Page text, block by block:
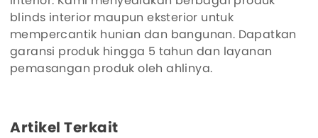
blinds interior maupun eksterior untuk
mempercantik hunian dan bangunan. Dapatkan
garansi produk hingga 5 tahun dan layanan
pemasangan produk oleh ahlinya.
Artikel Terkait